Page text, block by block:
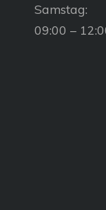
Samstag:
09:00 –